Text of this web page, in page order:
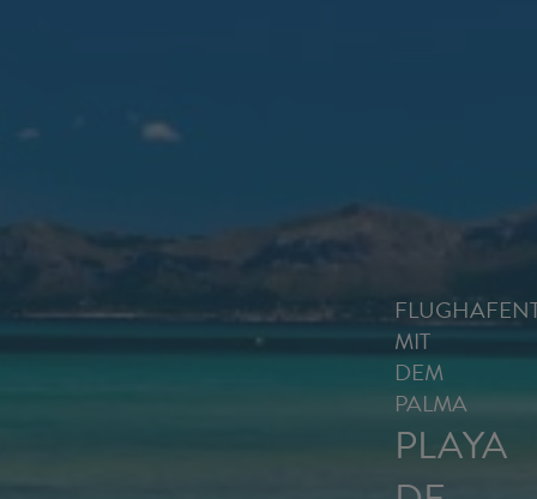
MIT
DEM
PALMA
PLAYA